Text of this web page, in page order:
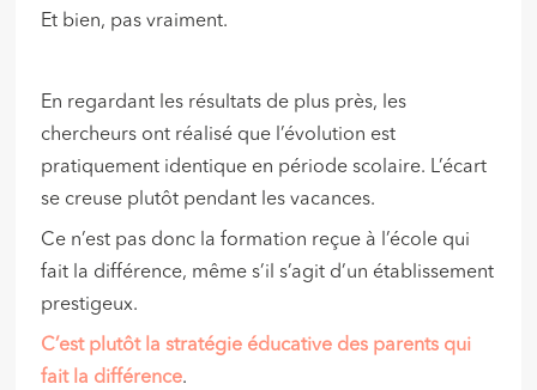
Et bien, pas vraiment.
En regardant les résultats de plus près, les
chercheurs ont réalisé que l’évolution est
pratiquement identique en période scolaire. L’écart
se creuse plutôt pendant les vacances.
Ce n’est pas donc la formation reçue à l’école qui
fait la différence, même s’il s’agit d’un établissement
prestigeux.
C’est plutôt la stratégie éducative des parents qui
fait la différence.